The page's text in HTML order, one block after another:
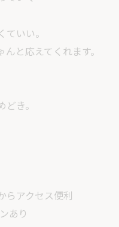
いい。
と応えてくれます。
き。
らアクセス便利
あり